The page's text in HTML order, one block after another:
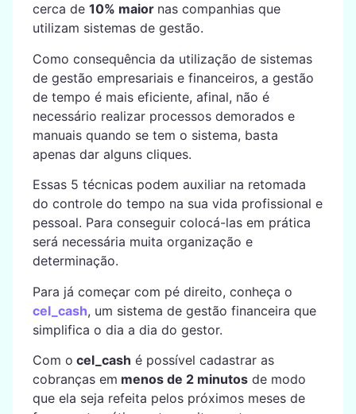
cerca de 10% maior nas companhias que
utilizam sistemas de gestão.
Como consequência da utilização de sistemas
de gestão empresariais e financeiros, a gestão
de tempo é mais eficiente, afinal, não é
necessário realizar processos demorados e
manuais quando se tem o sistema, basta
apenas dar alguns cliques.
Essas 5 técnicas podem auxiliar na retomada
do controle do tempo na sua vida profissional e
pessoal. Para conseguir colocá-las em prática
será necessária muita organização e
determinação.
Para já começar com pé direito, conheça o
cel_cash, um sistema de gestão financeira que
simplifica o dia a dia do gestor.
Com o cel_cash é possível cadastrar as
cobranças em menos de 2 minutosde modo
que ela seja refeita pelos próximos meses de